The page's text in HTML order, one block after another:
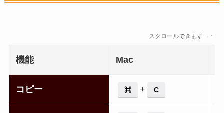
スクロールできます
機能 Mac
コピー ⌘ + C